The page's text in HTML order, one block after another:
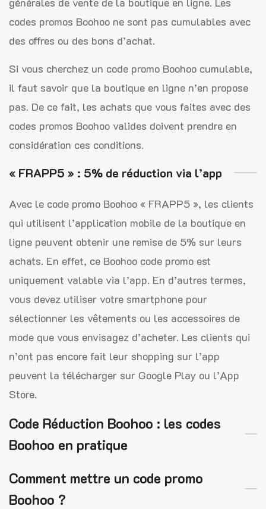
codes promos Boohoo ne sont pas cumulables avec
des offres ou des bons d’achat.
Si vous cherchez un code promo Boohoo cumulable,
il faut savoir que la boutique en ligne n’en propose
pas. De ce fait, les achats que vous faites avec des
codes promos Boohoo valides doivent prendre en
considération ces conditions.
« FRAPP5 » : 5% de réduction via l’app
Avec le code promo Boohoo « FRAPP5 », les clients
qui utilisent l’application mobile de la boutique en
ligne peuvent obtenir une remise de 5% sur leurs
achats. En effet, ce Boohoo code promo est
uniquement valable via l’app. En d’autres termes,
vous devez utiliser votre smartphone pour
sélectionner les vêtements ou les accessoires de
mode que vous envisagez d’acheter. Les clients qui
n’ont pas encore fait leur shopping sur l’app
peuvent la télécharger sur Google Play ou l’App
Store.
Code Réduction Boohoo : les codes
Boohoo en pratique
Comment mettre un code promo
Boohoo ?